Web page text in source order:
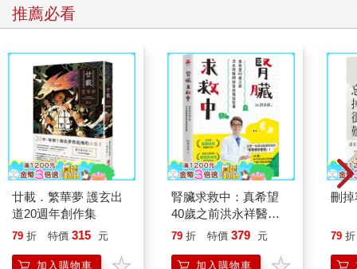
推薦必看
廿載．繁華夢 護玄出
道20週年創作集
79 折 特價 315 元
加入購物車
腎臟求救中：真希望
40歲之前洪永祥醫師
就告訴我這些事
79 折 特價 379 元
加入購物車
刪
79 折